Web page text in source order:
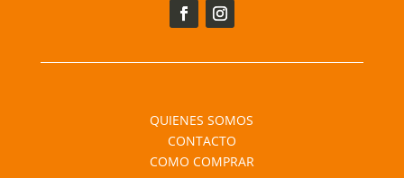
QUIENES SOMOS
CONTACTO
COMO COMPRAR